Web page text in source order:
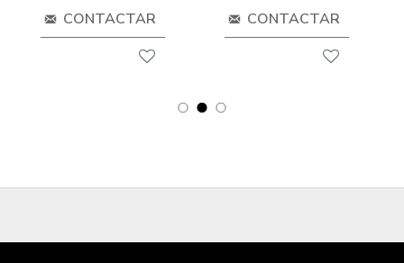
CONTACTAR CONTACTAR